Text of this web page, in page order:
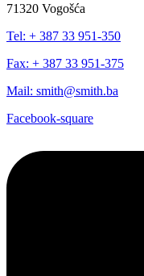
71320 Vogošća
Tel: + 387 33 951-350
Fax: + 387 33 951-375
Mail: smith@smith.ba
Facebook-square